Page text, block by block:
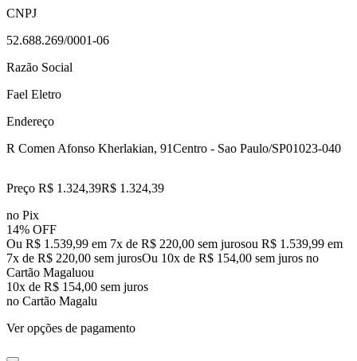
CNPJ
52.688.269/0001-06
Razão Social
Fael Eletro
Endereço
R Comen Afonso Kherlakian, 91Centro - Sao Paulo/SP01023-040
Preço R$ 1.324,39R$ 1.324,39
no Pix
14% OFF
Ou R$ 1.539,99 em 7x de R$ 220,00 sem jurosou R$ 1.539,99 em
7x de R$ 220,00 sem jurosOu 10x de R$ 154,00 sem juros no
Cartão Magaluou
10x de R$ 154,00 sem juros
no Cartão Magalu
Ver opções de pagamento